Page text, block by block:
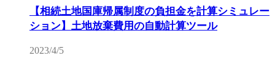
【相続土地国庫帰属制度の負担金を計算シミュレー
ション】土地放棄費用の自動計算ツール
2023/4/5